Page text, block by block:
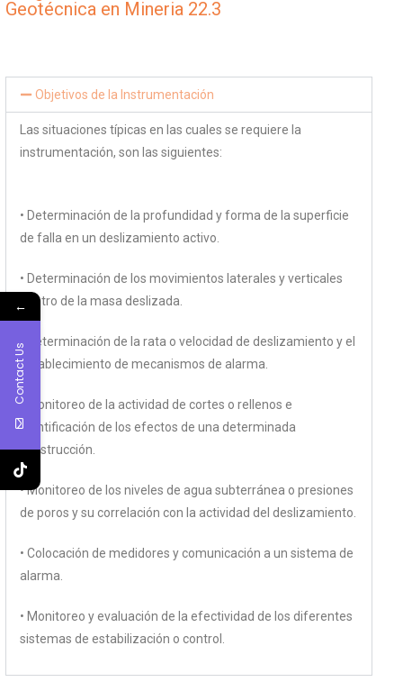
Geotécnica en Mineria 22.3
Objetivos de la Instrumentación
Las situaciones típicas en las cuales se requiere la
instrumentación, son las siguientes:
• Determinación de la profundidad y forma de la superficie
de falla en un deslizamiento activo.
• Determinación de los movimientos laterales y verticales
dentro de la masa deslizada.
• Determinación de la rata o velocidad de deslizamiento y el
establecimiento de mecanismos de alarma.
• Monitoreo de la actividad de cortes o rellenos e
identificación de los efectos de una determinada
construcción.
• Monitoreo de los niveles de agua subterránea o presiones
de poros y su correlación con la actividad del deslizamiento.
• Colocación de medidores y comunicación a un sistema de
alarma.
• Monitoreo y evaluación de la efectividad de los diferentes
sistemas de estabilización o control.
←
Contact Us